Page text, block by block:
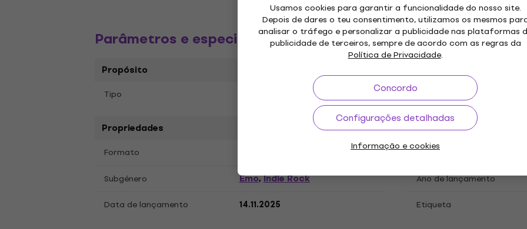
Usamos cookies para garantir a funcionalidade do nosso site.
Depois de dares o teu consentimento, utilizamos os mesmos
analisar o tráfego e personalizar a publicidade nas plataformas
publicidade de terceiros, sempre de acordo com as regras da
Política de Privacidade.
Concordo
Configurações detalhadas
Informação e cookies
Parâmetros e especificações
Propósito
Tipo
Propriedades
Formato
Género
Subgénero
Emo,Indie Rock
Ano de lançamento
Data de lançamento
14.11.2025 Etiqueta